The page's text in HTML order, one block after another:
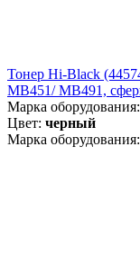
Тонер Hi-Black
MB451/ MB491,
Марка оборудования:
Цвет: черный
Марка